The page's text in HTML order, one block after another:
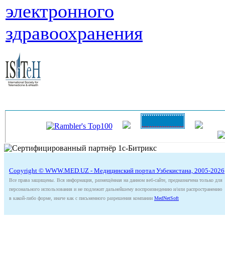
электронного
здравоохранения
Copyright © WWW.MED.UZ - Медицинский портал Узбекистана, 2005-2026
Все права защищены. Вся информация, размещённая на данном веб-сайте, предназначена только для
персонального использования и не подлежит дальнейшему воспроизведению и/или распространению
в какой-либо форме, иначе как с письменного разрешения компании MedNetSoft